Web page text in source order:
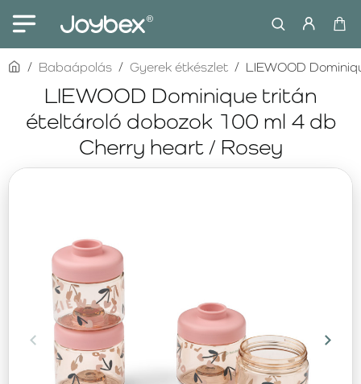
LIEWOOD Dominique tritán
ételtároló dobozok 100 ml 4 db
Cherry heart / Rosey
homeBabaápolás Gyerek étkészlet LIEWOOD